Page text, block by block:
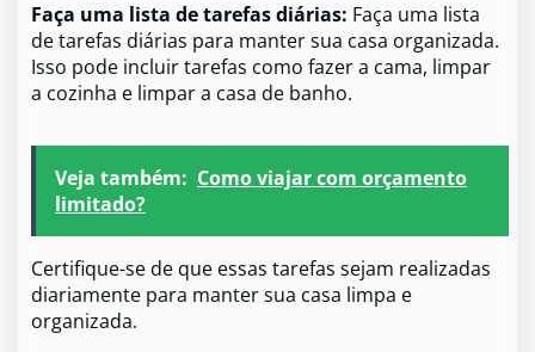
Faça uma lista de tarefas diárias: Faça uma lista
de tarefas diárias para manter sua casa organizada.
Isso pode incluir tarefas como fazer a cama, limpar
a cozinha e limpar a casa de banho.
Veja também: Como viajar com orçamento
limitado?
Certifique-se de que essas tarefas sejam realizadas
diariamente para manter sua casa limpa e
organizada.